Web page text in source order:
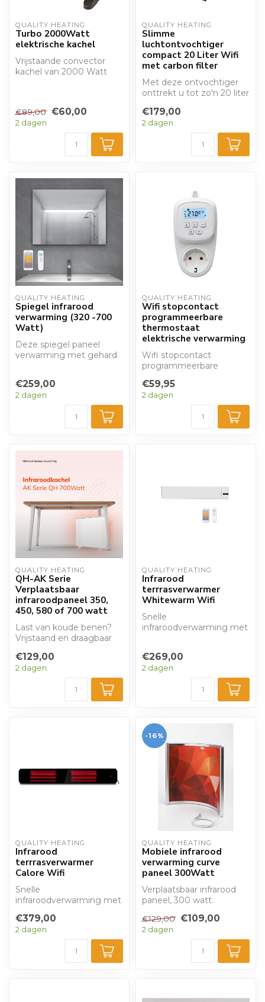
QUALITY HEATING
Turbo 2000Watt
elektrische kachel
Vrijstaande convector
kachel van 2000 Watt
€89,00 €60,00
2 dagen
QUALITY HEATING
Slimme
luchtontvochtiger
compact 20 Liter Wifi
met carbon filter
Met deze ontvochtiger
onttrekt u tot zo'n 20 liter
ruimte.
€179,00
2 dagen
QUALITY HEATING
Spiegel infrarood
verwarming (320 -700
Watt)
Deze spiegel paneel
verwarming met gehard
€259,00
2 dagen
QUALITY HEATING
Wifi stopcontact
programmeerbare
thermostaat
elektrische verwarming
Wifi stopcontact
programmeerbare
elektrische verwarming.
Ideaal...
€59,95
2 dagen
QUALITY HEATING
QH-AK Serie
Verplaatsbaar
infraroodpaneel 350,
450, 580 of 700 watt
Last van koude benen?
Vrijstaand en draagbaar
pootjes, specia...
€129,00
2 dagen
QUALITY HEATING
Infrarood
terrrasverwarmer
Whitewarm Wifi
Snelle
infraroodverwarming met
€269,00
2 dagen
QUALITY HEATING
Infrarood
terrrasverwarmer
Calore Wifi
Snelle
infraroodverwarming met
wifi en
afstandsbediening...
€379,00
2 dagen
-16%
QUALITY HEATING
Mobiele infrarood
verwarming curve
paneel 300Watt
Verplaatsbaar infrarood
paneel, 300 watt.
bureau- of beenv...
€129,00 €109,00
2 dagen